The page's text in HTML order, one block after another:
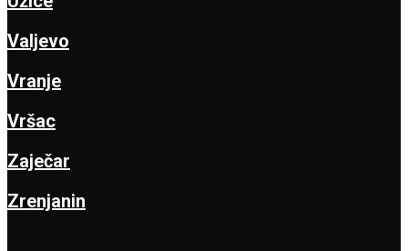
Valjevo
Vranje
Vršac
Zaječar
Zrenjanin